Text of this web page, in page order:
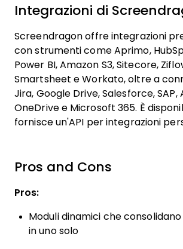
Integrazioni di
Screendragon offre integrazioni
con strumenti come Aprimo,
Power BI, Amazon S3, Sitecore,
Smartsheet e Workato, oltre a
Jira, Google Drive, Salesforce, SAP,
OneDrive e Microsoft 365. È
fornisce un'API per integrazioni
Pros and Cons
Pros:
Moduli dinamici che
in uno solo